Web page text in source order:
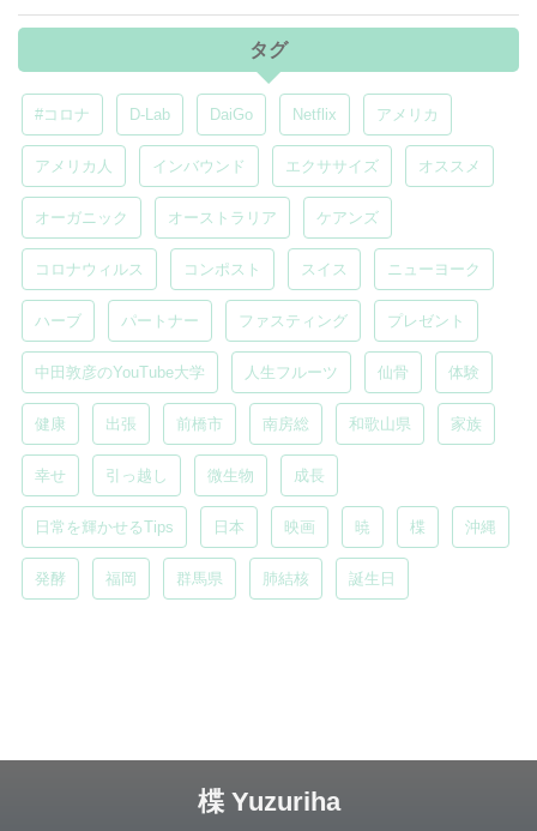
タグ
#コロナ D-Lab DaiGo Netflix アメリカ
アメリカ人 インバウンド エクササイズ オススメ
オーガニック オーストラリア ケアンズ
コロナウィルス コンポスト スイス ニューヨーク
ハーブ パートナー ファスティング プレゼント
中田敦彦のYouTube大学 人生フルーツ 仙骨 体験
健康 出張 前橋市 南房総 和歌山県 家族
幸せ 引っ越し 微生物 成長
日常を輝かせるTips 日本 映画 暁 楪 沖縄
発酵 福岡 群馬県 肺結核 誕生日
楪 Yuzuriha